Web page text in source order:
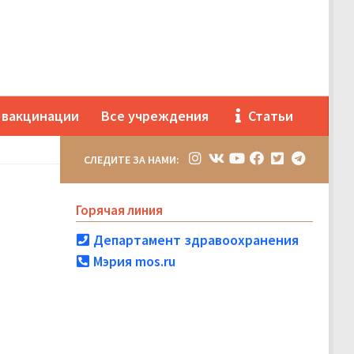
Все учреждения Статьи
СЛЕДИТЕ ЗА НАМИ:
Горячая линия
Департамент здравоохранения
Мэрия mos.ru